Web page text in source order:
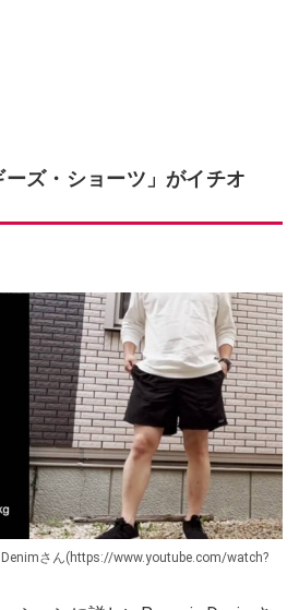
ズ・ショーツ」がイチオ
さん(https://www.youtube.com/watch?